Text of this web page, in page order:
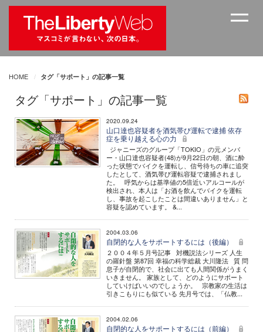
HOME タグ「サポート」の記事一覧
タグ「サポート」の記事一覧
2020.09.24
山口達也容疑者を酒気帯び運転で逮捕 依存
症を乗り越える心の力
ジャニーズのグループ「TOKIO」の元メンバ
ー・山口達也容疑者(48)が9月22日の朝、酒に酔
った状態でバイクを運転し、信号待ちの車に追突
したとして、酒気帯び運転容疑で逮捕されまし
た。 呼気からは基準値の5倍近いアルコールが
検出され、本人は「お酒を飲んでバイクを運転
し、事故を起こしたことは間違いありません」と
容疑を認めています。 &...
2004.03.06
自閉的な人をサポートするには（後編）
２００４年５月号記事 対機説法シリーズ 人生
の羅針盤 第87回 幸福の科学総裁 大川隆法 質 問
息子が自閉的で、社会に出ても人間関係がうまく
いきません。 家族として、どのようにサポート
していけばいいのでしょうか。 宗教家の生活は
引きこもりにも似ている 先月号では、「仏教...
2004.02.06
自閉的な人をサポートするには（前編）